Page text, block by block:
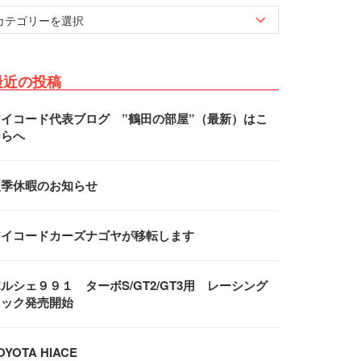
の投稿
コード代表ブログ ”鶴田の部屋”（最新）はこ
へ
休暇のお知らせ
コードカーズナゴヤが移転します
シェ９９１ ターボS/GT2/GT3用 レーシング
ク発売開始
HIACE